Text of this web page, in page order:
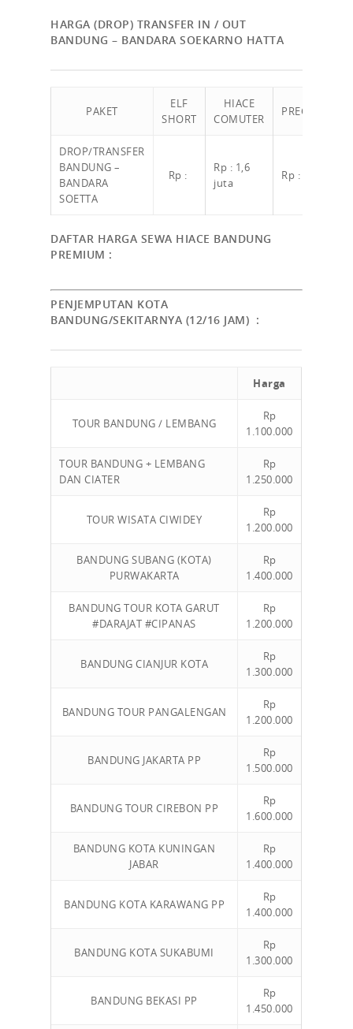
HARGA (DROP) TRANSFER IN / OUT
BANDUNG – BANDARA SOEKARNO HATTA
PAKET
ELF
SHORT
HIACE
COMUTER
PREGIO
DROP/TRANSFER
BANDUNG –
BANDARA
SOETTA
Rp :
Rp : 1,6
juta
Rp :
DAFTAR HARGA SEWA HIACE BANDUNG
PREMIUM :
PENJEMPUTAN KOTA
BANDUNG/SEKITARNYA (12/16 JAM) :
Harga
TOUR BANDUNG / LEMBANG
Rp
1.100.000
TOUR BANDUNG + LEMBANG
DAN CIATER
Rp
1.250.000
TOUR WISATA CIWIDEY
Rp
1.200.000
BANDUNG SUBANG (KOTA)
PURWAKARTA
Rp
1.400.000
BANDUNG TOUR KOTA GARUT
#DARAJAT #CIPANAS
Rp
1.200.000
BANDUNG CIANJUR KOTA
Rp
1.300.000
BANDUNG TOUR PANGALENGAN
Rp
1.200.000
BANDUNG JAKARTA PP
Rp
1.500.000
BANDUNG TOUR CIREBON PP
Rp
1.600.000
BANDUNG KOTA KUNINGAN
JABAR
Rp
1.400.000
BANDUNG KOTA KARAWANG PP
Rp
1.400.000
BANDUNG KOTA SUKABUMI
Rp
1.300.000
BANDUNG BEKASI PP
Rp
1.450.000